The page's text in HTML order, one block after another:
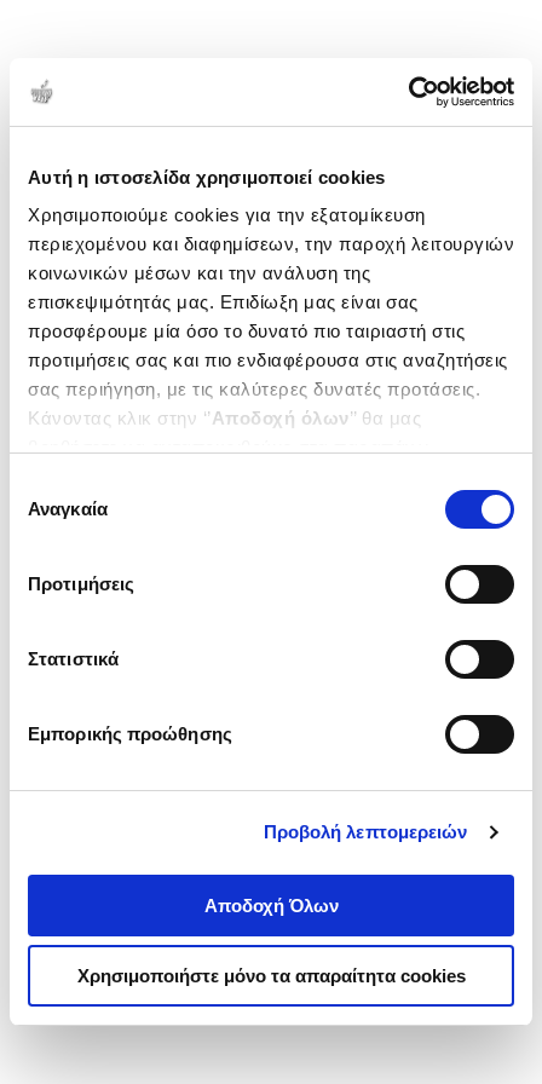
Αυτή η ιστοσελίδα χρησιμοποιεί cookies
Χρησιμοποιούμε cookies για την εξατομίκευση
περιεχομένου και διαφημίσεων, την παροχή λειτουργιών
κοινωνικών μέσων και την ανάλυση της
επισκεψιμότητάς μας. Επιδίωξη μας είναι σας
προσφέρουμε μία όσο το δυνατό πιο ταιριαστή στις
προτιμήσεις σας και πιο ενδιαφέρουσα στις αναζητήσεις
σας περιήγηση, με τις καλύτερες δυνατές προτάσεις.
Κάνοντας κλικ στην ‘’Αποδοχή όλων’’ θα μας
ενδιαφέρουν και να επιλέξετε από τα παρακάτω με την
΄΄και να ενημερωθείτε σχετικά με
συγκατάθεσης
Αναγκαία
Προτιμήσεις
Στατιστικά
Εμπορικής προώθησης
Προβολή λεπτομερειών
Αποδοχή Όλων
Χρησιμοποιήστε μόνο τα απαραίτητα cookies